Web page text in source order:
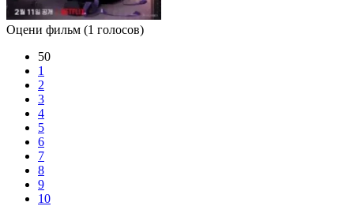
Оцени фильм (1 голосов)
50
1
2
3
4
5
6
7
8
9
10